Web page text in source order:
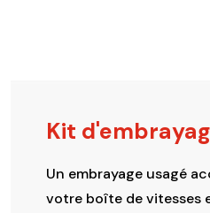
Kit
Un embrayage usagé
votre boîte de vitesses